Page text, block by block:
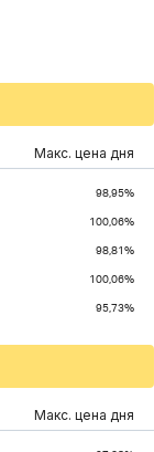
Макс. цена дня
98,95%
100,06%
98,81%
100,06%
95,73%
Макс. цена дня